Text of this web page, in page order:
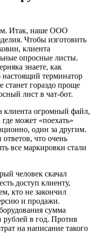
Итак, наше ООО
Чтобы изготовить
клиента
опросные листы.
знаете, как
терминатор
станет гораздо проще
лист в чат-бот.
клиента огромный файл,
может «поехать»
один за другим.
что очень
все маркировки стали
человек скачал
доступ клиенту,
кто не закончил
и продажи.
сумма
рублей в год. Против
на написание такого